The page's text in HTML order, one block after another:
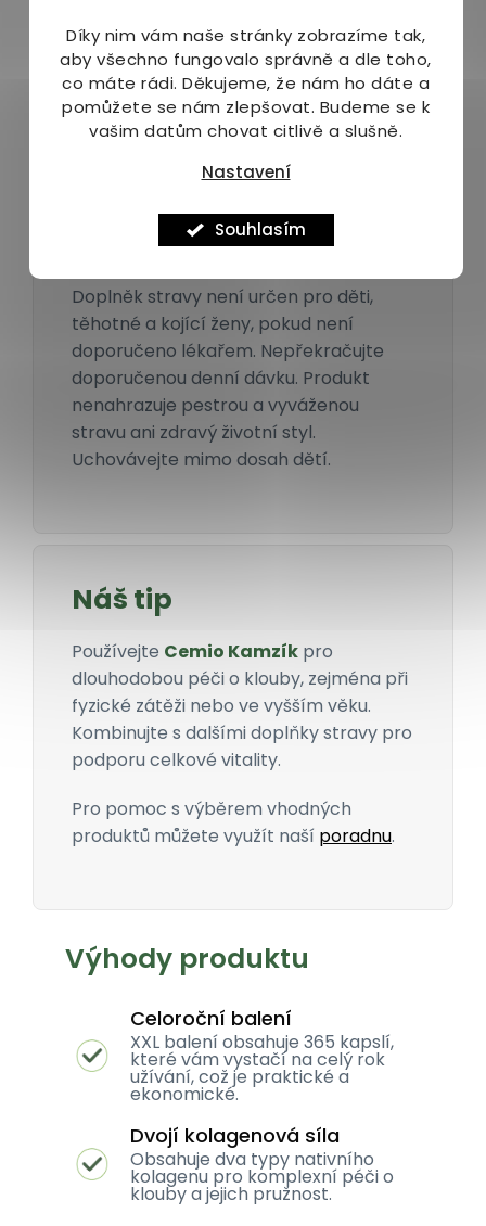
Díky nim vám naše stránky zobrazíme tak,
aby všechno fungovalo správně a dle toho,
co máte rádi. Děkujeme, že nám ho dáte a
pomůžete se nám zlepšovat. Budeme se k
vašim datům chovat citlivě a slušně.
Nastavení
Souhlasím
kapsle denně vystačí balení na365 dní
užívání (1 rok).
Skladování a
upozornění
Doplněk stravy není určen pro děti,
těhotné a kojící ženy, pokud není
doporučeno lékařem. Nepřekračujte
doporučenou denní dávku. Produkt
nenahrazuje pestrou a vyváženou
stravu ani zdravý životní styl.
Uchovávejte mimo dosah dětí.
Náš tip
Používejte Cemio Kamzík pro
dlouhodobou péči o klouby, zejména při
fyzické zátěži nebo ve vyšším věku.
Kombinujte s dalšími doplňky stravy pro
podporu celkové vitality.
Pro pomoc s výběrem vhodných
produktů můžete využít naší poradnu.
Výhody produktu
Celoroční balení
XXL balení obsahuje 365 kapslí,
které vám vystačí na celý rok
užívání, což je praktické a
ekonomické.
Dvojí kolagenová síla
Obsahuje dva typy nativního
kolagenu pro komplexní péči o
klouby a jejich pružnost.